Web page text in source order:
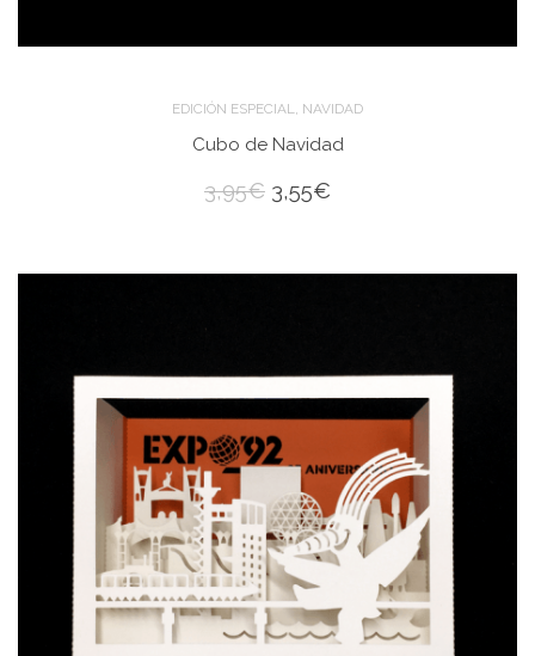
EDICIÓN ESPECIAL NAVIDAD
Cubo de Navidad
3,95€ 3,55€